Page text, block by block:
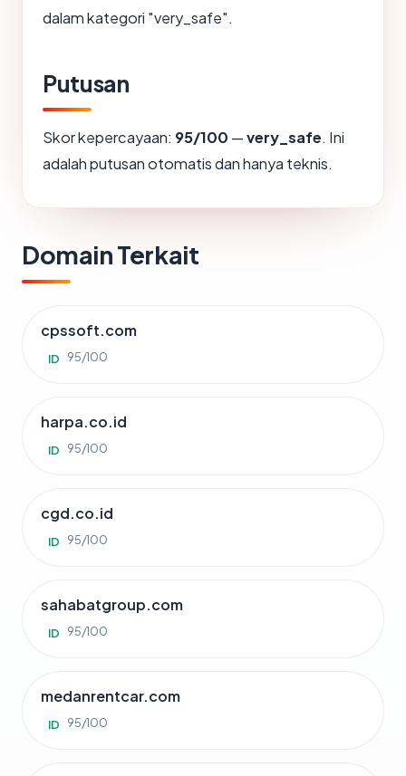
dalam kategori "very_safe".
Putusan
Skor kepercayaan: 95/100 —very_safe. Ini
adalah putusan otomatis dan hanya teknis.
Domain Terkait
cpssoft.com
ID 95/100
harpa.co.id
ID 95/100
cgd.co.id
ID 95/100
sahabatgroup.com
ID 95/100
medanrentcar.com
ID 95/100